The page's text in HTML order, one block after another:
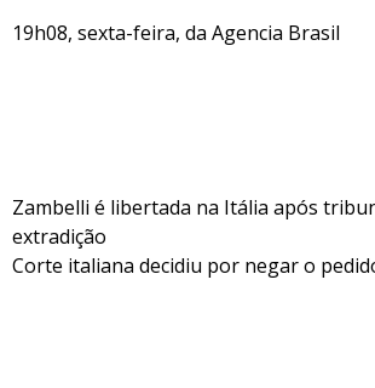
19h08, sexta-feira, da Agencia Brasil
Zambelli é libertada na Itália após
extradição
Corte italiana decidiu por negar o